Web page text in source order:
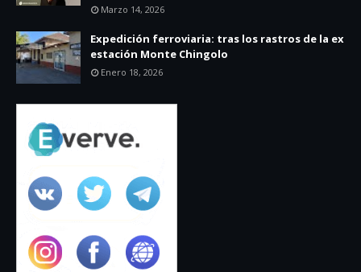
Marzo 14, 2026
Expedición ferroviaria: tras los rastros de la ex
estación Monte Chingolo
Enero 18, 2026